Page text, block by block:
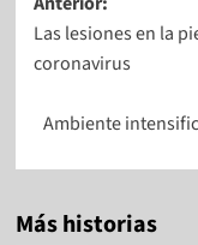
Las lesiones en la
coronavirus
Ambiente
Más historias